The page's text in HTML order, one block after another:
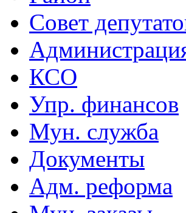
Совет
КСО
Упр. финансов
Мун. служба
Документы
Адм. реформа